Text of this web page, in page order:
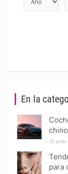
En la
chino
15 junio
para